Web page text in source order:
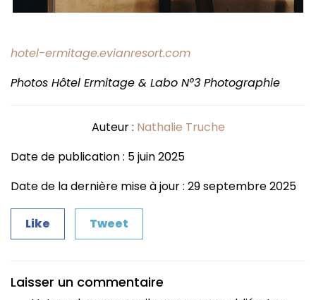
hotel-ermitage.evianresort.com
Photos Hôtel Ermitage & Labo N°3 Photographie
Auteur : Nathalie Truche
Date de publication : 5 juin 2025
Date de la dernière mise à jour : 29 septembre 2025
Like Tweet
Laisser un commentaire